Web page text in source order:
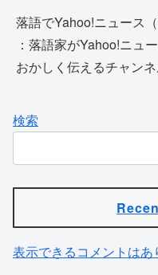
落語でYahoo!ニュース
：落語家がYahoo!ニュ
おかしく伝えるチャン
検索
表示できるコメントはあ